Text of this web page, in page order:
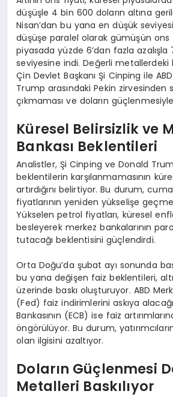
düşüşle 4 bin 600 doların altına
Nisan’dan bu yana en düşük
düşüşe paralel olarak gümüşün ons
piyasada yüzde 6’dan fazla azalışla
seviyesine indi. Değerli metallerdeki
Çin Devlet Başkanı Şi Cinping ile
Trump arasındaki Pekin
çıkmaması ve doların
Küresel Belirsizlik ve
Bankası Beklentileri
Analistler, Şi Cinping ve Donald
beklentilerin karşılanmamasının
artırdığını belirtiyor. Bu durum,
fiyatlarının yeniden yükselişe
Yükselen petrol fiyatları, küresel
besleyerek merkez bankalarının para
tutacağı beklentisini güçlendirdi.
Orta Doğu’da şubat ayı sonunda
bu yana değişen faiz beklentileri,
üzerinde baskı oluşturuyor. ABD
(Fed) faiz indirimlerini askıya
Bankasının (ECB) ise faiz
öngörülüyor. Bu durum,
olan ilgisini azaltıyor.
Doların Güçlenmesi
Metalleri Baskılıyor